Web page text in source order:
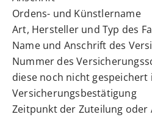
Ordens- und Künstlername
Art, Hersteller und Typ des
Name und Anschrift des
Nummer des
diese noch nicht
Versicherungsbestätigung
Zeitpunkt der Zuteilung oder